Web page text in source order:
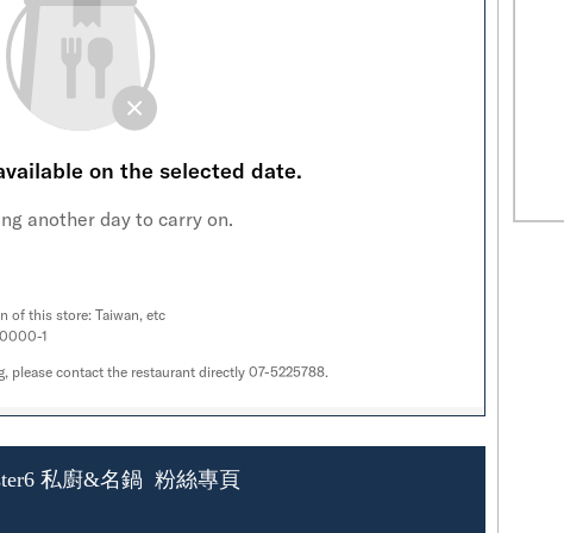
私廚&名鍋 粉絲專頁